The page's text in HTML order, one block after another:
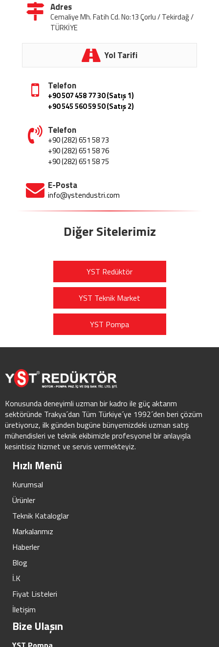
Adres
Cemaliye Mh. Fatih Cd. No:13 Çorlu / Tekirdağ /
TÜRKİYE
Yol Tarifi
Telefon
+90 507 458 77 30 (Satış 1)
+90 545 560 59 50 (Satış 2)
Telefon
+90 (282) 651 58 73
+90 (282) 651 58 76
+90 (282) 651 58 75
E-Posta
info@ystendustri.com
Diğer Sitelerimiz
YST Redüktör
YST Teknik Market
YST Pompa
Konusunda deneyimli uzman bir kadro ile güç aktarım
sektöründe Trakya´dan Tüm Türkiye´ye 1992´den beri çözüm
üretiyoruz, ilk günden bugüne bünyemizdeki uzman satış
mühendisleri ve teknik ekibimizle profesyonel bir anlayışla
kesintisiz hizmet ve servis vermekteyiz.
Hızlı Menü
Kurumsal
Ürünler
Teknik Kataloglar
Markalarımız
Haberler
Blog
İ.K
Fiyat Listeleri
İletişim
Bize Ulaşın